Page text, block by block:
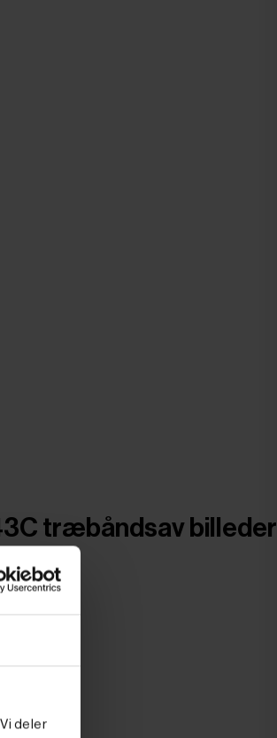
deler
træbåndsav billeder